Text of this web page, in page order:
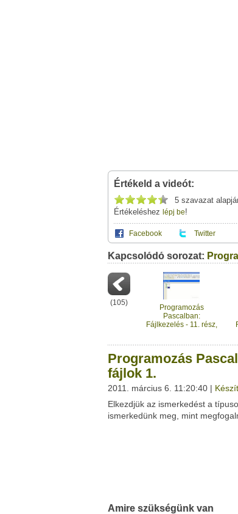
Értékeld a videót:
5 szavazat
Értékeléshez lépj be!
Facebook Twitter
A(z) "Programozás Pascalban:
használhatod a saját
Neved:
E-mail címed:
Címzett e-mail címe:
Facebook
Del.icio.us
Ez a videótipp a következő
Pascal Fan Club
Ha van egy kis időd, nézz szét
Kapcsolódó sorozat:
(105)
Programozás
Pascalban:
Fájlkezelés - 11. rész,
Programozás
fájlok 1.
2011. március 6. 11:20:40 |
Elkezdjük az ismerkedést a
ismerkedünk meg, mint
Amire szükségünk van